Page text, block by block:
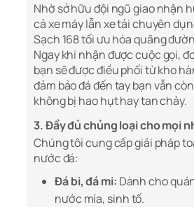
Nhờ sở hữu đội ngũ giao nhận
cả xe máy lẫn xe tải chuyên
Sạch 168 tối ưu hóa quãng
Ngay khi nhận được cuộc gọi,
bạn sẽ được điều phối từ kho
đảm bảo đá đến tay bạn vẫn
không bị hao hụt hay tan chảy.
3. Đầy đủ chủng loại cho mọi
Chúng tôi cung cấp giải pháp
nước đá:
Đá bi, đá mi: Dành cho
nước mía, sinh tố.